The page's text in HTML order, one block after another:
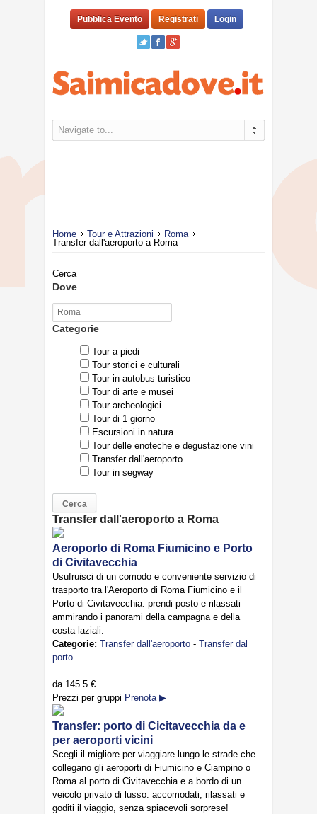
Pubblica Evento Registrati Login
Navigate to...
Home Tour e Attrazioni
Roma
Transfer dall'aeroporto a Roma
Cerca
Dove
Categorie
Tour a piedi
Tour storici e culturali
Tour in autobus turistico
Tour di arte e musei
Tour archeologici
Tour di 1 giorno
Escursioni in natura
Tour delle enoteche e degustazione vini
Transfer dall'aeroporto
Tour in segway
Transfer dall'aeroporto a Roma
Aeroporto di Roma Fiumicino e Porto
di Civitavecchia
Usufruisci di un comodo e conveniente servizio di
trasporto tra l'Aeroporto di Roma Fiumicino e il
Porto di Civitavecchia: prendi posto e rilassati
ammirando i panorami della campagna e della
costa laziali.
Categorie: Transfer dall'aeroporto - Transfer dal
porto
da 145.5 €
Prezzi per gruppi Prenota ▶
Transfer: porto di Cicitavecchia da e
per aeroporti vicini
Scegli il migliore per viaggiare lungo le strade che
collegano gli aeroporti di Fiumicino e Ciampino o
Roma al porto di Civitavecchia e a bordo di un
veicolo privato di lusso: accomodati, rilassati e
goditi il viaggio, senza spiacevoli sorprese!